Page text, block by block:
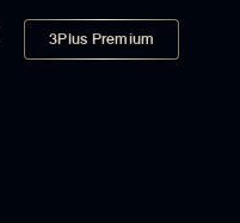
3Plus Premium